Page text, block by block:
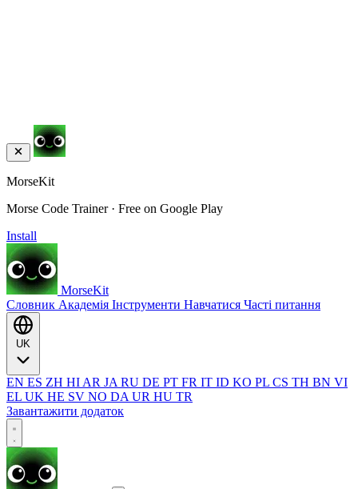
MorseKit
Morse Code Trainer · Free on Google Play
Install
MorseKit
Словник Академія Інструменти Навчатися Часті питання
EN ES ZH HI AR JA RU DE PT FR IT ID KO PL CS TH BN VI
EL UK HE SV NO DA UR HU TR
Завантажити додаток